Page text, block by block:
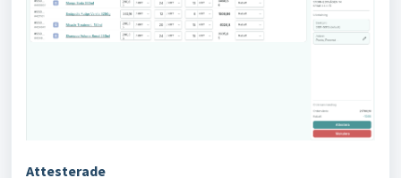
Attesterade